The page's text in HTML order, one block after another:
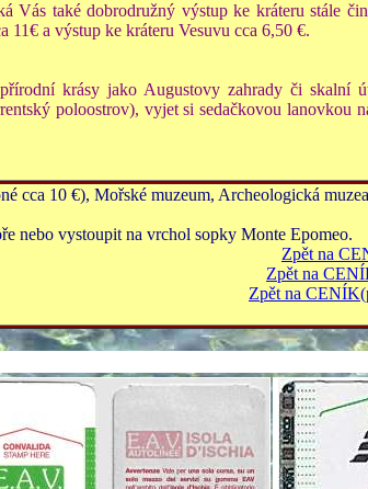
Vás také dobrodružný výstup ke kráteru stále
a výstup ke kráteru Vesuvu cca 6,50 €.
krásy jako Augustovy zahrady či skalní
poloostrov), vyjet si sedačkovou lanovkou
cca 10 €), Mořské muzeum, Archeologická
nebo vystoupit na vrchol sopky Monte Epomeo.
Zpět na
Zpět na
Zpět na